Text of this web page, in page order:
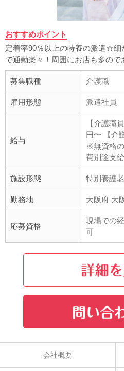
おすすめポイント
定着率90％以上の特養の派遣☆
で通勤楽々！周囲にお店も多ので
募集職種 介護職
雇用形態 派遣社員
給与
【介護職
円〜 【介
※無資格
費別途支給
施設形態 特別養護
勤務地 大阪府 大
応募資格
現場での
可
会社概要